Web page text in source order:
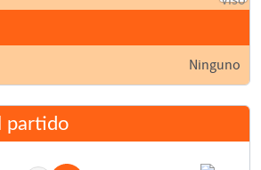
Ninguno
partido